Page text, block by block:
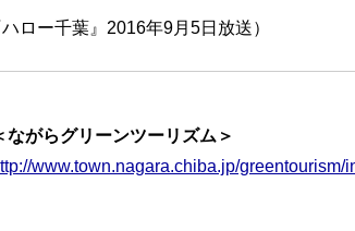
ハロー千葉』2016年9月5日放送）
ながらグリーンツーリズム＞
www.town.nagara.chiba.jp/greentourism/